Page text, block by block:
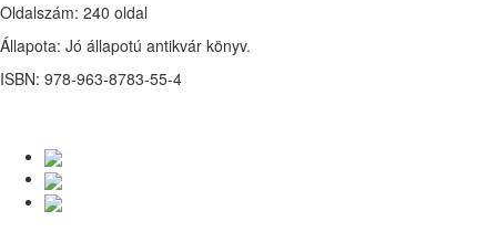
Oldalszám: 240 oldal
Állapota: Jó állapotú antikvár könyv.
ISBN: 978-963-8783-55-4